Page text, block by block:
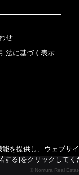
せ
法に基づく表示
© Nomura Real
を提供し、ウェブ
る]をクリックして